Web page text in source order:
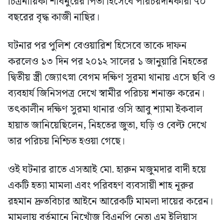
বছরের বৃদ্ধ কাজী নাছির।
ঘটনার পর পুলিশ বেওয়ারিশ হিসেবে তাকে দাফন
করলেও ১৩ দিন পর ২০১২ সালের ১ জানুয়ারি নিহতের
দ্বিতীয় স্ত্রী জ্যোৎস্না বেগম দক্ষিণ সুরমা থানায় এসে ছবি ও
ব্যবহার্য জিনিসপত্র দেখে স্বামীর পরিচয় শনাক্ত করেন।
তৎকালীন দক্ষিণ সুরমা থানার ওসি আবু শ্যামা ইকবাল
হায়াত জানিয়েছিলেন, নিহতের জুতা, ঘড়ি ও বেল্ট দেখে
তার পরিচয় নিশ্চিত হওয়া গেছে।
ওই ঘটনার রাতে এসআই মো. হারুন মজুমদার বাদী হয়ে
একটি হত্যা মামলা এবং পরিবহণ ব্যবসায়ী শাহ নূরুর
রহমান দ্রুতবিচার আইনে আরেকটি মামলা দায়ের করেন।